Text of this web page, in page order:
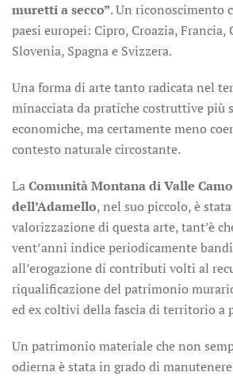
muretti a secco”. Un riconoscimento
paesi europei: Cipro, Croazia, Francia,
Slovenia, Spagna e Svizzera.
Una forma di arte tanto radicata nel
minacciata da pratiche costruttive più
economiche, ma certamente meno
contesto naturale circostante.
LaComunità Montana di Valle
dell’Adamello, nel suo piccolo, è
valorizzazione di questa arte, tant’è
vent’anni indice periodicamente
all’erogazione di contributi volti al
riqualificazione del patrimonio
ed ex coltivi della fascia di territorio a
Un patrimonio materiale che non
odierna è stata in grado di